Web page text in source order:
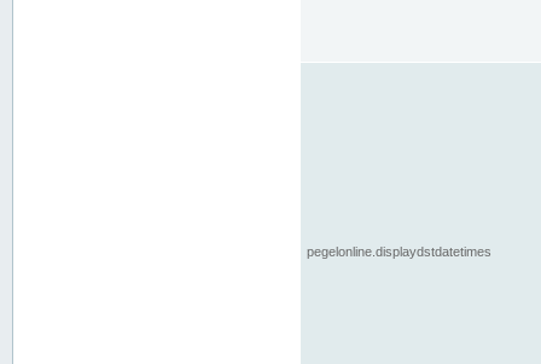
pegelonline.displaydstdatetimes